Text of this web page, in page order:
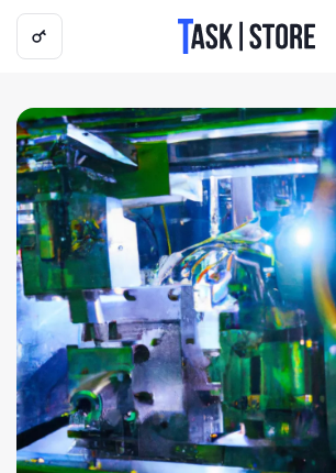
Логотип